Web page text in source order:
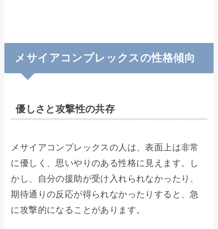
メサイアコンプレックスの性格傾向
優しさと攻撃性の共存
メサイアコンプレックスの人は、表面上は非常
に優しく、思いやりのある性格に見えます。し
かし、自分の援助が受け入れられなかったり、
期待通りの反応が得られなかったりすると、急
に攻撃的になることがあります。